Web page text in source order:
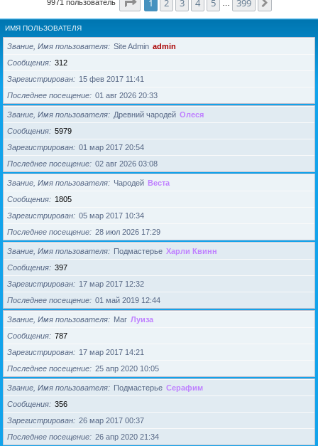
9971 пользователь 1 2 3 4 5 399
ИМЯ ПОЛЬЗОВАТЕЛЯ
Звание, Имя пользователя Site Admin admin
Сообщения
312
Зарегистрирован
15 фев 2017 11:41
Последнее посещение
01 авг 2026 20:33
Звание, Имя пользователя Древний чародей Олеся
Сообщения
5979
Зарегистрирован
01 мар 2017 20:54
Последнее посещение
02 авг 2026 03:08
Звание, Имя пользователя Чародей Веста
Сообщения
1805
Зарегистрирован
05 мар 2017 10:34
Последнее посещение
28 июл 2026 17:29
Звание, Имя пользователя Подмастерье Харли Квинн
Сообщения
397
Зарегистрирован
17 мар 2017 12:32
Последнее посещение
01 май 2019 12:44
Звание, Имя пользователя Маг Луиза
Сообщения
787
Зарегистрирован
17 мар 2017 14:21
Последнее посещение
25 апр 2020 10:05
Звание, Имя пользователя Подмастерье Серафим
Сообщения
356
Зарегистрирован
26 мар 2017 00:37
Последнее посещение
26 апр 2020 21:34